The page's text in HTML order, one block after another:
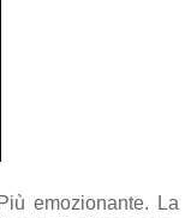
emozionante. La